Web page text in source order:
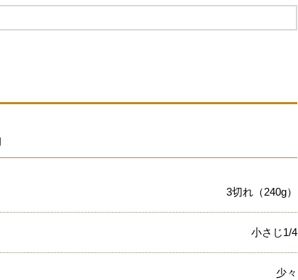
3切れ（240g）
小さじ1/4
少々